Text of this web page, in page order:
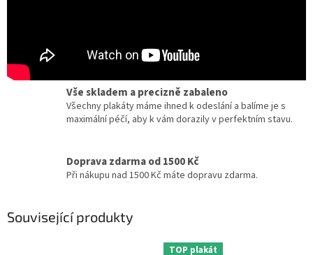
kinematografie a designu.
Vše skladem a precizně zabaleno
Všechny plakáty máme ihned k odeslání a balíme je s
maximální péčí, aby k vám dorazily v perfektním stavu.
Doprava zdarma od 1500 Kč
Při nákupu nad 1500 Kč máte dopravu zdarma.
Související produkty
TOP plakát